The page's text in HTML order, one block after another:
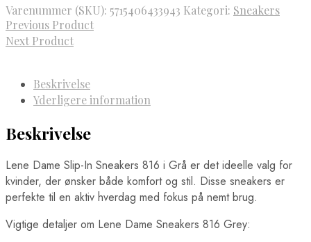
Varenummer (SKU): 5715406433943 Kategori: Sneakers
Previous Product
Next Product
Beskrivelse
Yderligere information
Beskrivelse
Lene Dame Slip-In Sneakers 816 i Grå er det ideelle valg for
kvinder, der ønsker både komfort og stil. Disse sneakers er
perfekte til en aktiv hverdag med fokus på nemt brug.
Vigtige detaljer om Lene Dame Sneakers 816 Grey: